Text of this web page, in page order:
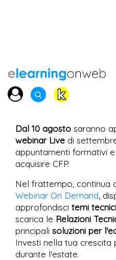
Dal 10 agosto saranno
webinar Live di
appuntamenti formativi
acquisire CFP.
Nel frattempo, continua
Webinar On Demand ,
approfondisci temi tecnici
scarica le Relazioni
principali soluzioni per
Investi nella tua crescita
durante l'estate.